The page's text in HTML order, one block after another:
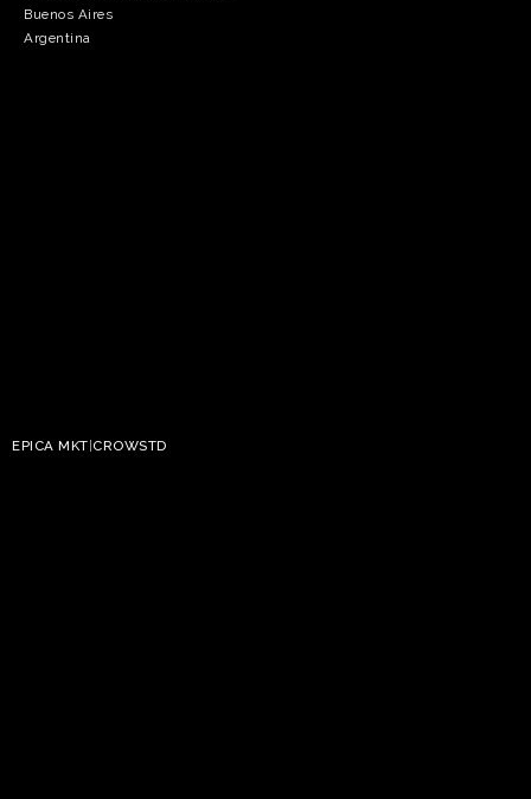
Buenos Aires
Argentina
EPICA MKT|CROWSTD